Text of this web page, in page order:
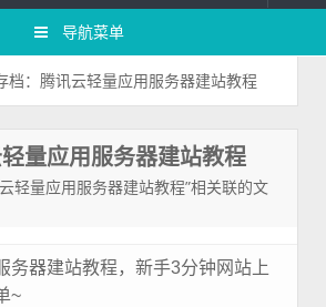
导航菜单
档：腾讯云轻量应用服务器建站教程
量应用服务器建站教程
轻量应用服务器建站教程”相关联的文
务器建站教程，新手3分钟网站上
~